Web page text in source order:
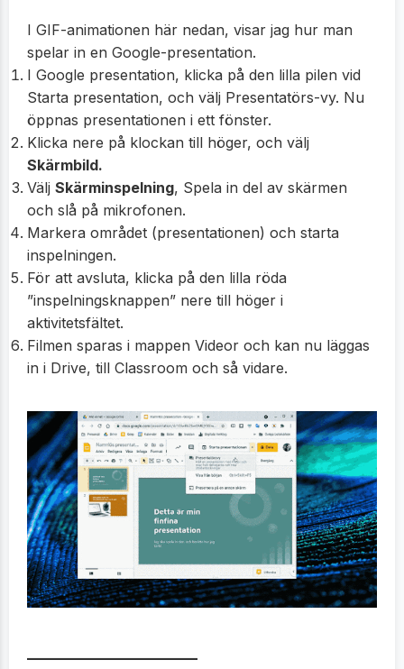
I GIF-animationen här nedan, visar jag hur man
spelar in en Google-presentation.
I Google presentation, klicka på den lilla pilen vid
Starta presentation, och välj Presentatörs-vy. Nu
öppnas presentationen i ett fönster.
Klicka nere på klockan till höger, och välj
Skärmbild.
Välj Skärminspelning, Spela in del av skärmen
och slå på mikrofonen.
Markera området (presentationen) och starta
inspelningen.
För att avsluta, klicka på den lilla röda
”inspelningsknappen” nere till höger i
aktivitetsfältet.
Filmen sparas i mappen Videor och kan nu läggas
in i Drive, till Classroom och så vidare.